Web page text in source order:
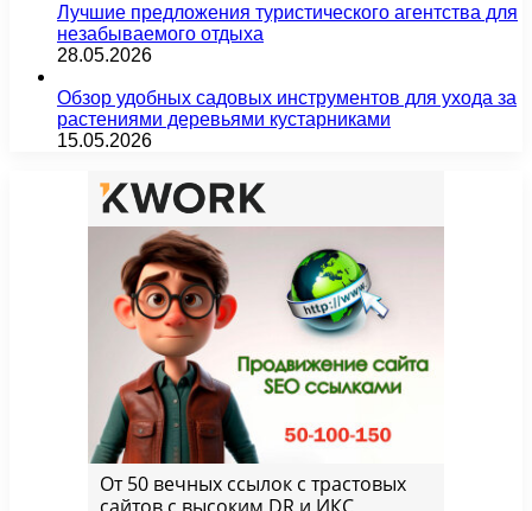
Лучшие предложения туристического агентства для
незабываемого отдыха
28.05.2026
Обзор удобных садовых инструментов для ухода за
растениями деревьями кустарниками
15.05.2026